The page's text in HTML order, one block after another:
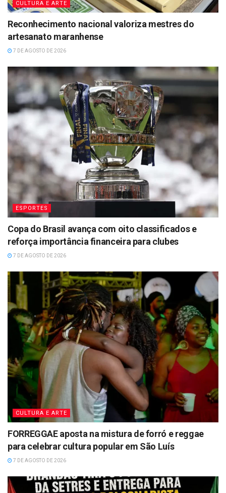
CULTURA E ARTE
Reconhecimento nacional valoriza mestres do
artesanato maranhense
7 DE AGOSTO DE 2026
ESPORTES
Copa do Brasil avança com oito classificados e
reforça importância financeira para clubes
7 DE AGOSTO DE 2026
CULTURA E ARTE
FORREGGAE aposta na mistura de forró e reggae
para celebrar cultura popular em São Luís
7 DE AGOSTO DE 2026